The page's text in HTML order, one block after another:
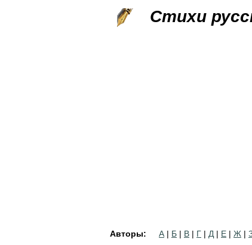
Стихи
Авторы: А | Б | В | Г | Д | Е | Ж |